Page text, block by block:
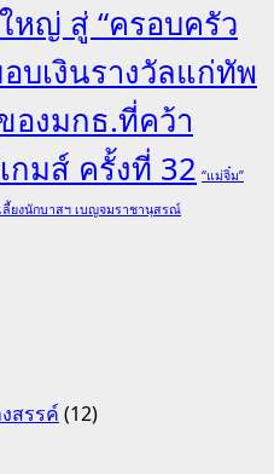
หญ่ สู่ “ครอบครัว
บเงินรางวัลแก่ทัพ
งมกธ.ที่คว้า
กมส์ ครั้งที่ 32 “แม่จิ๋ม”
ลี้ยงนักบาสฯ เบญจมราชานุสรณ์
สรรค์ (12)